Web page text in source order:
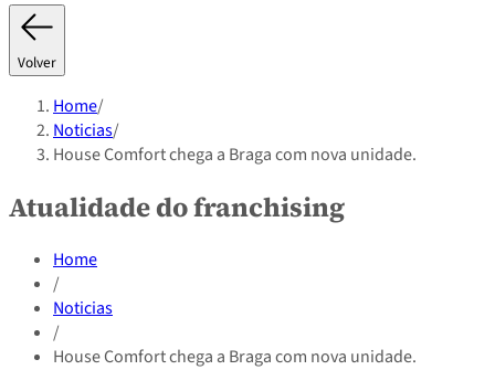
Volver
Home/
Noticias/
House Comfort chega a Braga com nova unidade.
Atualidade do franchising
Home
/
Noticias
/
House Comfort chega a Braga com nova unidade.